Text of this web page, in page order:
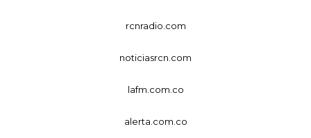
rcnradio.com
noticiasrcn.com
lafm.com.co
alerta.com.co